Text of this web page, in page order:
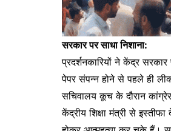
सरकार पर साधा निशाना:
प्रदर्शनकारियों ने केंद्र
पेपर संपन्न होने से पहले ही
सचिवालय कूच के दौरान
केंद्रीय शिक्षा मंत्री से